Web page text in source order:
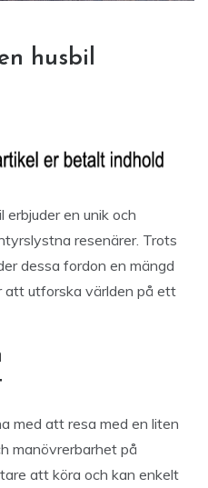
husbil
en unik och
resenärer. Trots
dessa fordon en mängd
att utforska världen på ett
med att resa med en liten
manövrerbarhet på
att köra och kan enkelt